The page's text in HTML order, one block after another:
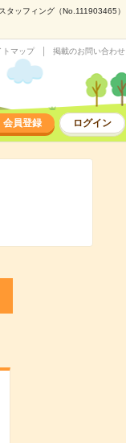
ッフィング（No.111903465）
トマップ 掲載のお問い合わせ
会員登録 ログイン